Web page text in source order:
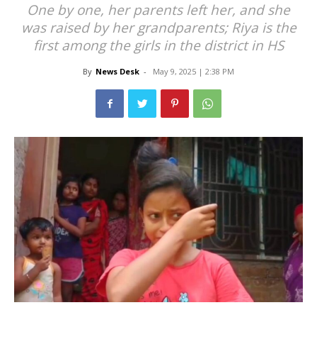
One by one, her parents left her, and she
was raised by her grandparents; Riya is the
first among the girls in the district in HS
By News Desk - May 9, 2025 | 2:38 PM